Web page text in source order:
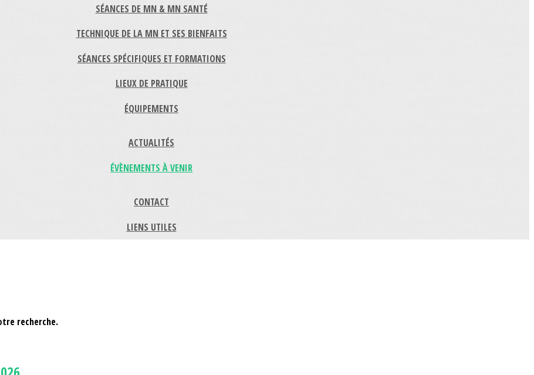
SÉANCES DE MN & MN SANTÉ
TECHNIQUE DE LA MN ET SES BIENFAITS
SÉANCES SPÉCIFIQUES ET FORMATIONS
LIEUX DE PRATIQUE
ÉQUIPEMENTS
ACTUALITÉS
ÉVÈNEMENTS À VENIR
CONTACT
LIENS UTILES
recherche.